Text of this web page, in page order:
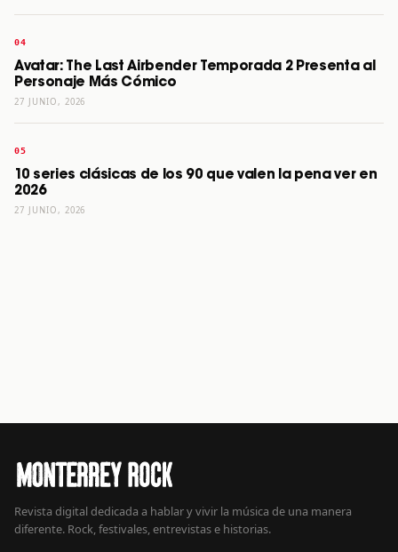
Avatar: The Last Airbender Temporada 2 Presenta al
Personaje Más Cómico
27 JUNIO, 2026
10 series clásicas de los 90 que valen la pena ver en
2026
27 JUNIO, 2026
Revista digital dedicada a hablar y vivir la música de una manera
diferente. Rock, festivales, entrevistas e historias.